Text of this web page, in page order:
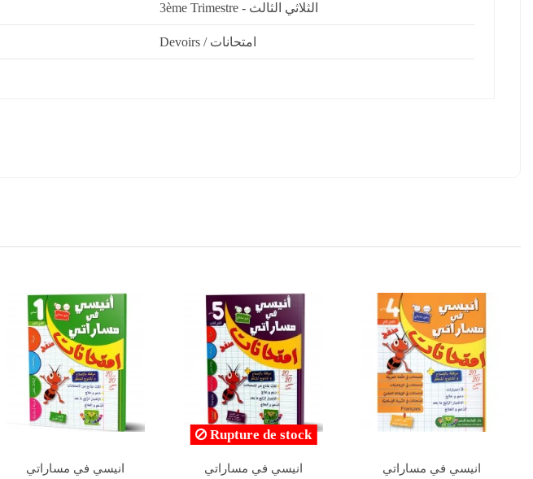
3ème Trimestre - الثلاثي الثالث
Devoirs / امتحانات
انيسي في مساراتي
جسر النجاح الامتحانات -
انيسي في مساراتي